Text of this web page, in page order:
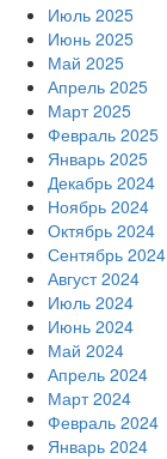
Июль 2025
Июнь 2025
Май 2025
Апрель 2025
Март 2025
Февраль 2025
Январь 2025
Декабрь 2024
Ноябрь 2024
Октябрь 2024
Сентябрь 2024
Август 2024
Июль 2024
Июнь 2024
Май 2024
Апрель 2024
Март 2024
Февраль 2024
Январь 2024